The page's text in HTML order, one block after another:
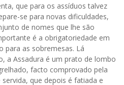
que para os assíduos talvez
se para novas dificuldades,
de nomes que lhe são
é a obrigatoriedade em
para as sobremesas. Lá
a Assadura é um prato de lombo
facto comprovado pela
que depois é fatiada e